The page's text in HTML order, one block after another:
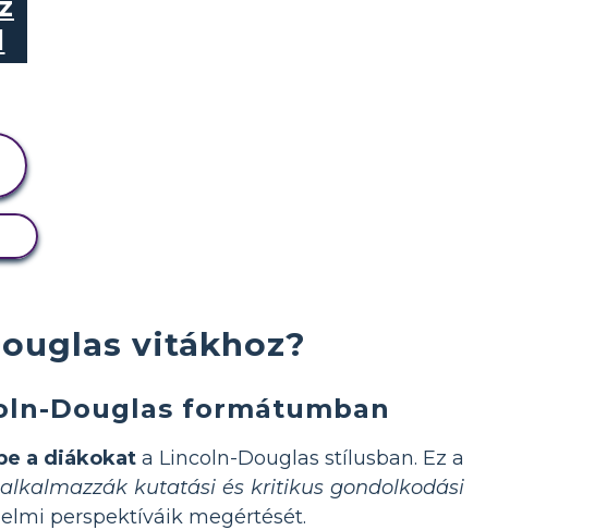
vitákhoz?
Douglas formátumban
a diákokat a Lincoln-Douglas stílusban. Ez a
alkalmazzák kutatási és kritikus gondolkodási
perspektíváik megértését.